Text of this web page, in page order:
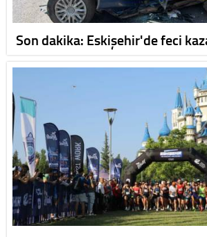
Son dakika: Eskişehir'de feci